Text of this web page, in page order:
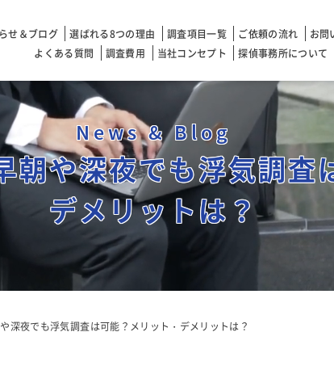
せ＆ブログ 選ばれる8つの理由 調査項目一覧 ご依頼の流れ お問
よくある質問
調査費用 当社コンセプト 探偵事務所について
News & Blog
朝や深夜でも浮気調査
デメリットは？
深夜でも浮気調査は可能？メリット・デメリットは？